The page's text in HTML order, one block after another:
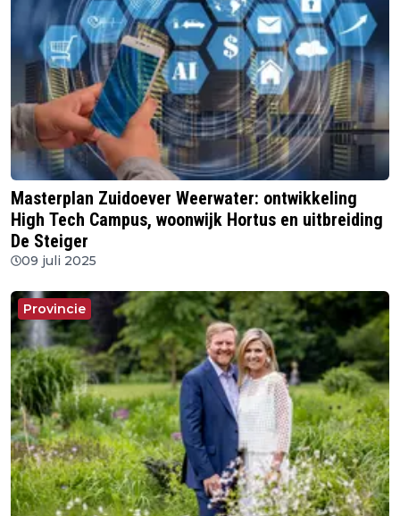
Masterplan Zuidoever Weerwater: ontwikkeling
High Tech Campus, woonwijk Hortus en uitbreiding
De Steiger
09 juli 2025
Provincie